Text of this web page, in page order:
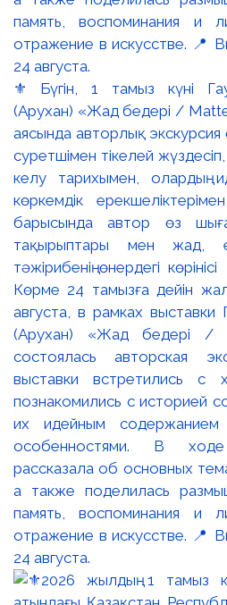
⚜️ Бүгін, 1 тамыз күні
(Арухан) «Жад бедері /
аясында авторлық
суретшімен тікелей
келу тарихымен, олардың
көркемдік
барысында автор өз
тақырыптары мен жад,
тәжірибенің өнердегі
Көрме 24 тамызға дейін
августа, в рамках выставки
(Арухан) «Жад бедері /
состоялась авторская
выставки встретились с
познакомились с историей
их идейным содержанием
особенностями. В
рассказала об основных
а также поделилась
память, воспоминания и
отражение в искусстве. 📍
24 августа.